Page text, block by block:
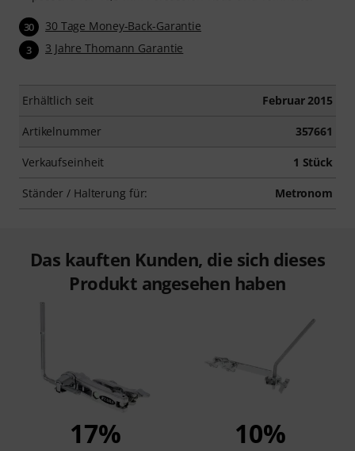
30 30 Tage Money-Back-Garantie
3 3 Jahre Thomann Garantie
Erhältlich seit Februar 2015
Artikelnummer 357661
Verkaufseinheit 1 Stück
Ständer / Halterung für: Metronom
Das kauften Kunden, die sich dieses
Produkt angesehen haben
17% 10%